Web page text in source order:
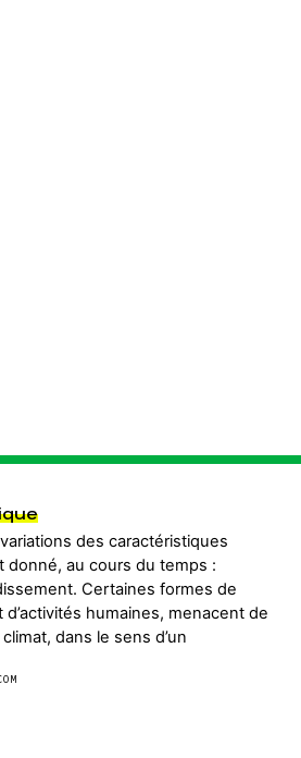
des caractéristiques
donné, au cours du temps :
Certaines formes de
d’activités humaines, menacent de
dans le sens d’un